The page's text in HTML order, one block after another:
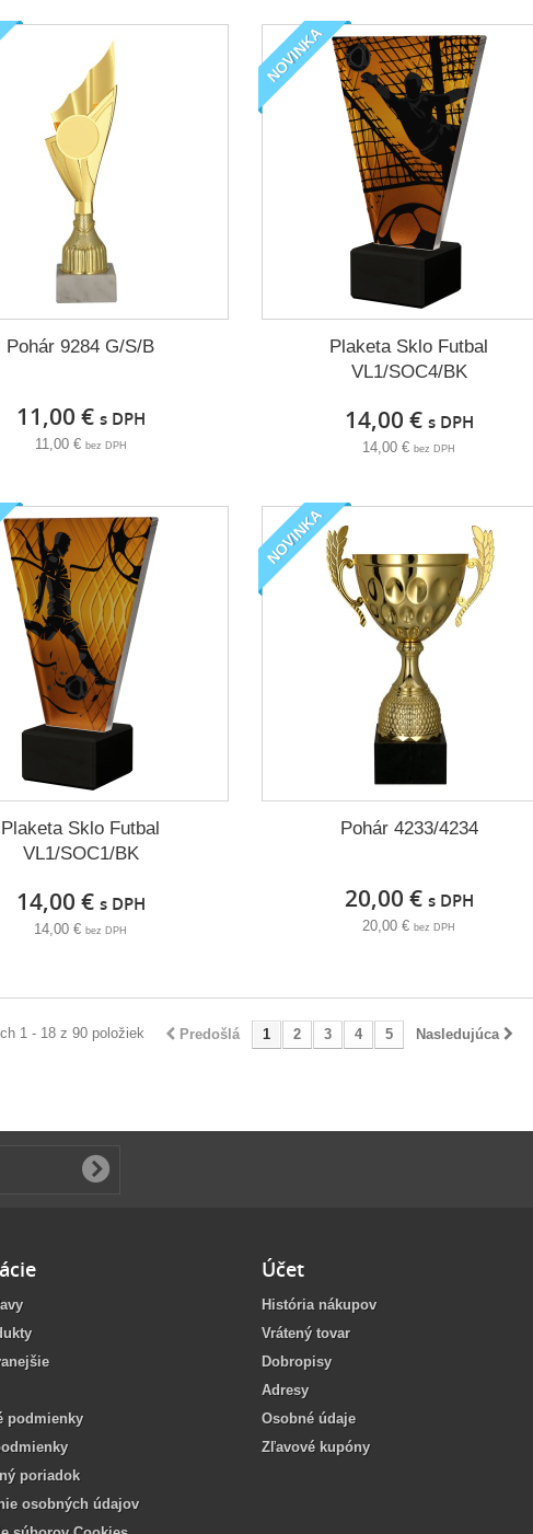
Pohár 9284 G/S/B
11,00 € s DPH
11,00 € bez DPH
NOVINKA
Plaketa Sklo Futbal
VL1/SOC4/BK
14,00 € s DPH
14,00 €bez DPH
Plaketa Sklo Futbal
VL1/SOC1/BK
14,00 € s DPH
14,00 €bez DPH
NOVINKA
Pohár 4233/4234
20,00 € s DPH
20,00 €bez DPH
Predošlá 1 2 3 4 5 Nasledujúca
1 - 18 z 90 položiek
podmienky
poriadok
osobných údajov
Účet
História nákupov
Vrátený tovar
Dobropisy
Adresy
Osobné údaje
Zľavové kupóny